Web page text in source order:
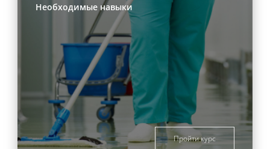
Необходимые навыки
Пройти курс